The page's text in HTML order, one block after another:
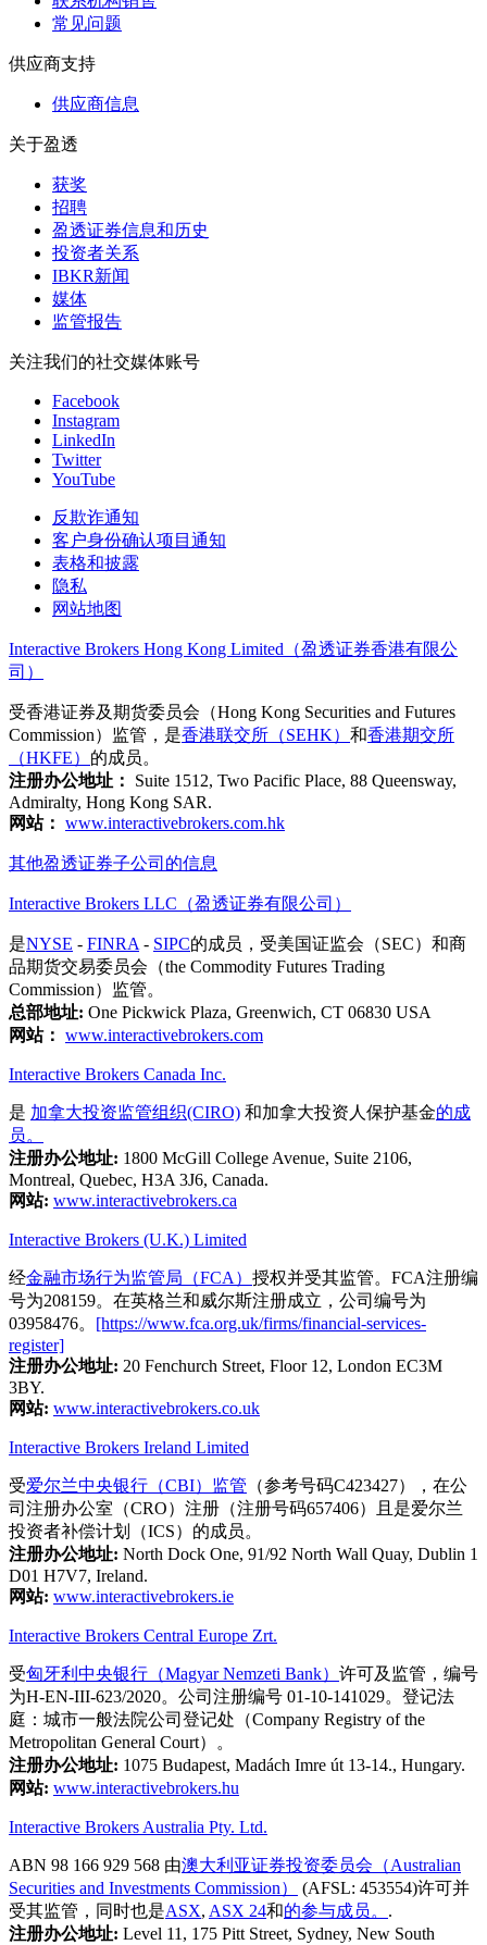
常见问题
供应商支持
供应商信息
关于盈透
获奖
招聘
盈透证券信息和历史
投资者关系
IBKR新闻
媒体
监管报告
关注我们的社交媒体账号
Facebook
Instagram
LinkedIn
Twitter
YouTube
反欺诈通知
客户身份确认项目通知
表格和披露
隐私
网站地图
Interactive Brokers Hong Kong Limited（盈透证券香港有限公
司）
受香港证券及期货委员会（Hong Kong Securities and Futures
Commission）监管，是香港联交所（SEHK） 和香港期交所
（HKFE） 的成员。
注册办公地址：
Suite 1512, Two Pacific Place, 88 Queensway,
Admiralty, Hong Kong SAR.
网站： www.interactivebrokers.com.hk
其他盈透证券子公司的信息
Interactive Brokers LLC（盈透证券有限公司）
是NYSE - FINRA - SIPC的成员，受美国证监会（SEC）和商
品期货交易委员会（the Commodity Futures Trading
Commission）监管。
总部地址: One Pickwick Plaza, Greenwich, CT 06830 USA
网站： www.interactivebrokers.com
Interactive Brokers Canada Inc.
是 加拿大投资监管组织(CIRO) 和加拿大投资人保护基金的成
员。
注册办公地址: 1800 McGill College Avenue, Suite 2106,
Montreal, Quebec, H3A 3J6, Canada.
网站: www.interactivebrokers.ca
Interactive Brokers (U.K.) Limited
经金融市场行为监管局（FCA） 授权并受其监管。FCA注册编
号为208159。在英格兰和威尔斯注册成立，公司编号为
03958476。 [https://www.fca.org.uk/firms/financial-services-
register]
注册办公地址: 20 Fenchurch Street, Floor 12, London EC3M
3BY.
网站: www.interactivebrokers.co.uk
Interactive Brokers Ireland Limited
受爱尔兰中央银行（CBI）监管 （参考号码C423427），在公
司注册办公室（CRO）注册（注册号码657406）且是爱尔兰
投资者补偿计划（ICS）的成员。
注册办公地址: North Dock One, 91/92 North Wall Quay, Dublin 1
D01 H7V7, Ireland.
网站: www.interactivebrokers.ie
Interactive Brokers Central Europe Zrt.
受匈牙利中央银行（Magyar Nemzeti Bank） 许可及监管，编号
为H-EN-III-623/2020。公司注册编号 01-10-141029。登记法
庭：城市一般法院公司登记处（Company Registry of the
Metropolitan General Court）。
注册办公地址: 1075 Budapest, Madách Imre út 13-14., Hungary.
网站: www.interactivebrokers.hu
Interactive Brokers Australia Pty. Ltd.
ABN 98 166 929 568 由澳大利亚证券投资委员会（Australian
Securities and Investments Commission）
(AFSL: 453554)许可并
受其监管，同时也是ASX, ASX 24和的参与成员。 .
注册办公地址: Level 11, 175 Pitt Street, Sydney, New South